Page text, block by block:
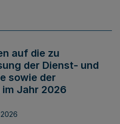
auf die zu
der Dienst- und
sowie der
Jahr 2026